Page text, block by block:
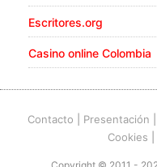
Escritores.org
Casino online Colombia
Contacto Presentación
Cookies